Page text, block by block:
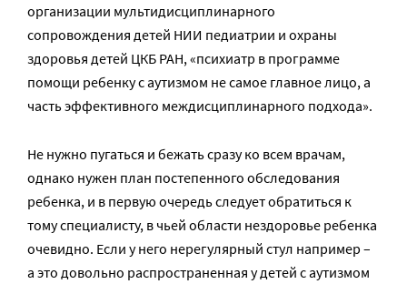
организации мультидисциплинарного
сопровождения детей НИИ педиатрии и охраны
здоровья детей ЦКБ РАН, «психиатр в программе
помощи ребенку с аутизмом не самое главное лицо, а
часть эффективного междисциплинарного подхода».
Не нужно пугаться и бежать сразу ко всем врачам,
однако нужен план постепенного обследования
ребенка, и в первую очередь следует обратиться к
тому специалисту, в чьей области нездоровье ребенка
очевидно. Если у него нерегулярный стул например –
а это довольно распространенная у детей с аутизмом